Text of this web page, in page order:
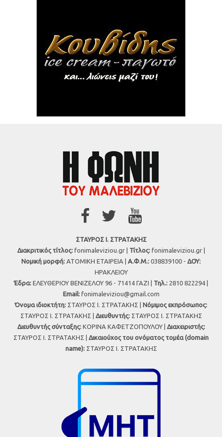
ΣΤΑΥΡΟΣ Ι. ΣΤΡΑΤΑΚΗΣ
Διακριτικός τίτλος:fonimaleviziou.gr | Τίτλος:fonimaleviziou.gr |
Νομική μορφή: ΑΤΟΜΙΚΗ ΕΤΑΙΡΕΙΑ | Α.Φ.Μ.: 038839100 - ΔΟΥ:
ΗΡΑΚΛΕΙΟΥ
Έδρα: ΕΛΕΥΘΕΡΙΟΥ ΒΕΝΙΖΕΛΟΥ 96 - 71414 ΓΑΖΙ | Τηλ.: 2810 822294 |
Εmail: fonimaleviziou@gmail.com
Όνομα ιδιοκτήτη: ΣΤΑΥΡΟΣ Ι. ΣΤΡΑΤΑΚΗΣ | Νόμιμος εκπρόσωπος:
ΣΤΑΥΡΟΣ Ι. ΣΤΡΑΤΑΚΗΣ | Διευθυντής:ΣΤΑΥΡΟΣ Ι. ΣΤΡΑΤΑΚΗΣ
Διευθυντής σύνταξης:ΚΟΡΙΝΑ ΚΑΦΕΤΖΟΠΟΥΛΟΥ | Διαχειριστής:
ΣΤΑΥΡΟΣ Ι. ΣΤΡΑΤΑΚΗΣ | Δικαιούχος του ονόματος τομέα (domain
name):ΣΤΑΥΡΟΣ Ι. ΣΤΡΑΤΑΚΗΣ